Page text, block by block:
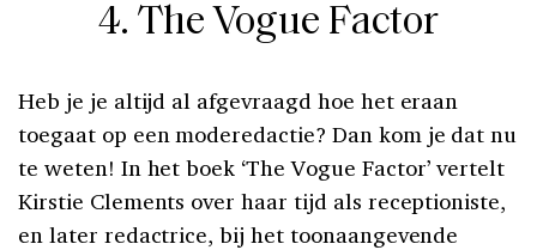
4. The Vogue Factor
Heb je je altijd al afgevraagd hoe het eraan
toegaat op een moderedactie? Dan kom je dat nu
te weten! In het boek ‘The Vogue Factor’ vertelt
Kirstie Clements over haar tijd als receptioniste,
en later redactrice, bij het toonaangevende